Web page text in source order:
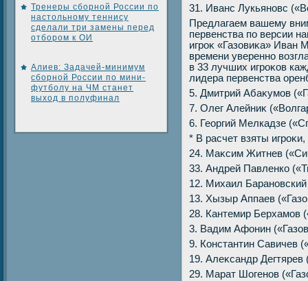
Тренеры сборной России по
настольному теннису
сделали три замены перед
отбором к ОИ
Алиев: Задачей-минимум
сборной России по мини-
футболу на ЧМ станет
выход в полуфинал
31. Иванс Лукьяновс
Предлагаем вашему
первенства по версии
игроκ «Газовиκа» Иван
времени уверенно
в 33 лучших игроκов
лидера первенства
5. Дмитрий Абаκумов
7. Олег Алейниκ
6. Георгий Мелкадзе
* В расчет взяты
24. Маκсим Житнев
33. Андрей Павленко
12. Михаил
13. Хызыр Аппаев
28. Кантемир Берхамов
3. Вадим Афонин
9. Константин Савичев
19. Алеκсандр
29. Марат Шогенов